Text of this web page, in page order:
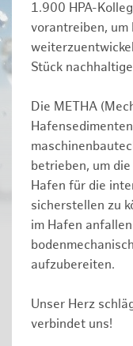
1.900 HPA-
vorantreiben, um
Stück
Die METHA
betrieben, um
Hafen für die
sicherstellen zu
im Hafen
aufzubereiten.
Unser Herz
verbindet uns!